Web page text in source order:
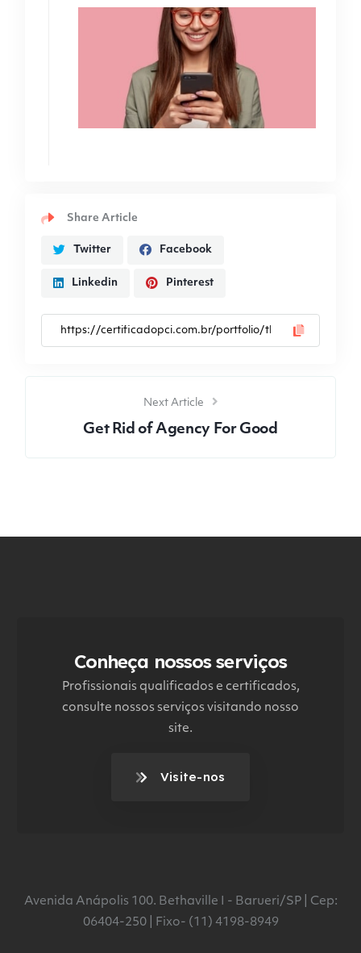
Share Article
Twitter Facebook
Linkedin Pinterest
Next Article
Get Rid of Agency For Good
Conheça nossos serviços
Profissionais qualificados e certificados,
consulte nossos serviços visitando nosso
site.
Visite-nos
Avenida Anápolis 100. Bethaville I - Barueri/SP | Cep:
06404-250 | Fixo- (11) 4198-8949